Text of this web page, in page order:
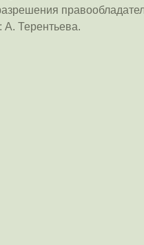
А. Терентьева.